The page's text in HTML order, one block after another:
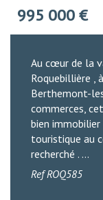
995 000€
Au cœur de la
Roquebillière ,
Berthemont-
commerces,
bien
touristique au
recherché . ...
RefROQ585